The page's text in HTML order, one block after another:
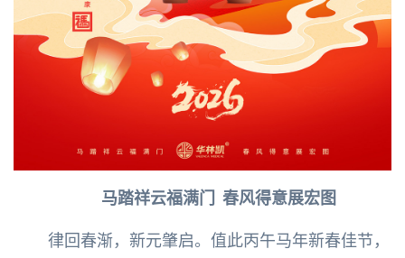
马踏祥云福满门 春风得意展宏图
律回春渐，新元肇启。值此丙午马年新春佳节，